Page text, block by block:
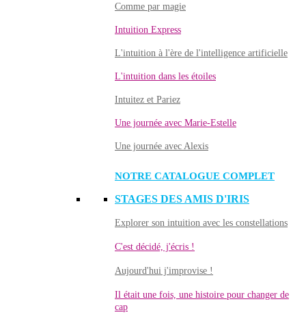
Comme par magie
Intuition Express
L'intuition à l'ère de l'intelligence artificielle
L'intuition dans les étoiles
Intuitez et Pariez
Une journée avec Marie-Estelle
Une journée avec Alexis
NOTRE CATALOGUE COMPLET
STAGES DES AMIS D'IRIS
Explorer son intuition avec les constellations
C'est décidé, j'écris !
Aujourd'hui j'improvise !
Il était une fois, une histoire pour changer de
cap